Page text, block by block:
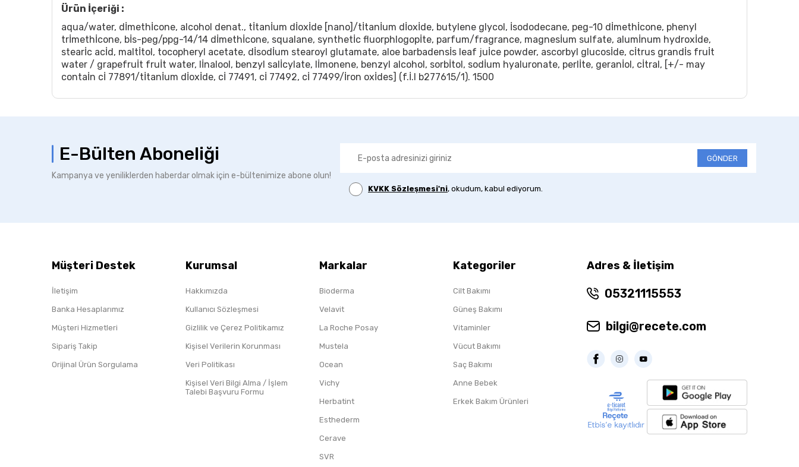
Ürün İçeriği :
aqua/water, dİmethİcone, alcohol denat., tİtanİum dİoxİde [nano]/tİtanİum dİoxİde, butylene glycol, İsododecane, peg-10 dİmethİcone, phenyl
trİmethİcone, bİs-peg/ppg-14/14 dİmethİcone, squalane, synthetİc fluorphlogopİte, parfum/fragrance, magnesİum sulfate, alumİnum hydroxİde,
stearİc acİd, maltİtol, tocopheryl acetate, dİsodİum stearoyl glutamate, aloe barbadensİs leaf juİce powder, ascorbyl glucosİde, cİtrus grandİs fruİt
water / grapefruİt fruİt water, lİnalool, benzyl salİcylate, lİmonene, benzyl alcohol, sorbİtol, sodİum hyaluronate, perlİte, geranİol, cİtral, [+/- may
contaİn cİ 77891/tİtanİum dİoxİde, cİ 77491, cİ 77492, cİ 77499/İron oxİdes] (f.İ.l b277615/1). 1500
E-Bülten Aboneliği
Kampanya ve yeniliklerden haberdar olmak için e-bültenimize abone olun!
GÖNDER
KVKK Sözleşmesi'ni, okudum, kabul ediyorum.
Müşteri Destek
İletişim
Banka Hesaplarımız
Müşteri Hizmetleri
Sipariş Takip
Orijinal Ürün Sorgulama
Kurumsal
Hakkımızda
Kullanıcı Sözleşmesi
Gizlilik ve Çerez Politikamız
Kişisel Verilerin Korunması
Veri Politikası
Kişisel Veri Bilgi Alma / İşlem
Talebi Başvuru Formu
Markalar
Bioderma
Velavit
La Roche Posay
Mustela
Ocean
Vichy
Herbatint
Esthederm
Cerave
SVR
Kategoriler
Cilt Bakımı
Güneş Bakımı
Vitaminler
Vücut Bakımı
Saç Bakımı
Anne Bebek
Erkek Bakım Ürünleri
Adres & İletişim
05321115553
bilgi@recete.com